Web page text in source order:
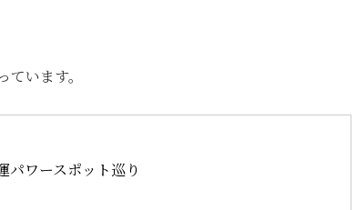
います。
パワースポット巡り